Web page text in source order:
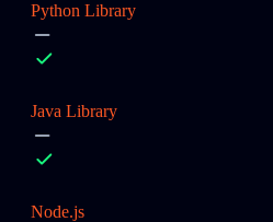
Python Library
Java Library
Node.js